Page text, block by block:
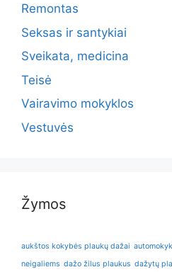
Remontas
Seksas ir santykiai
Sveikata, medicina
Teisė
Vairavimo mokyklos
Vestuvės
Žymos
aukštos kokybės plaukų dažai
neigaliems dažo žilus plaukus dažytų